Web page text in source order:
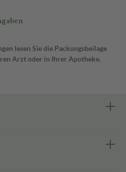
lesen Sie die Packungsbeilage
Arzt oder in Ihrer Apotheke.